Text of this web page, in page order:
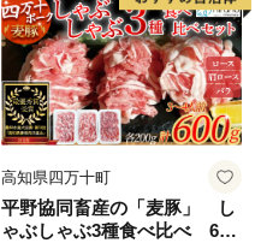
高知県四万十町
平野協同畜産の「麦豚」 し
ゃぶしゃぶ3種食べ比べ 600